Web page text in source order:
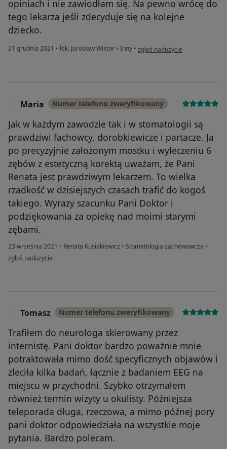
opiniach i nie zawiodłam się. Na pewno wrócę do
tego lekarza jeśli zdecyduje się na kolejne
dziecko.
21 grudnia 2021 • lek. Jarosław Wiktor • Inny • w opinii użytkownika Zuzanna JP
zgłoś nadużycie
Maria Numer telefonu zweryfikowany
Jak w każdym zawodzie tak i w stomatologii są
prawdziwi fachowcy, dorobkiewicze i partacze. Ja
po precyzyjnie założonym mostku i wyleczeniu 6
zębów z estetyczną korektą uważam, że Pani
Renata jest prawdziwym lekarzem. To wielka
rzadkość w dzisiejszych czasach trafić do kogoś
takiego. Wyrazy szacunku Pani Doktor i
podziękowania za opiekę nad moimi starymi
zębami.
23 września 2021 • Renata Kusiakiewicz • Stomatologia zachowawcza •
w opinii użytkownika Maria
zgłoś nadużycie
Tomasz Numer telefonu zweryfikowany
Trafiłem do neurologa skierowany przez
internistę. Pani doktor bardzo poważnie mnie
potraktowała mimo dość specyficznych objawów i
zleciła kilka badań, łącznie z badaniem EEG na
miejscu w przychodni. Szybko otrzymałem
również termin wizyty u okulisty. Późniejsza
teleporada długa, rzeczowa, a mimo późnej pory
pani doktor odpowiedziała na wszystkie moje
pytania. Bardzo polecam.